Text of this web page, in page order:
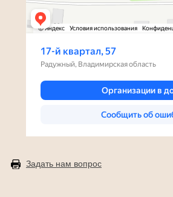
Задать нам вопрос